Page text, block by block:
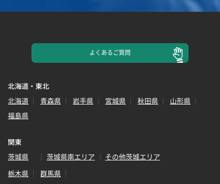
よくあるご質問
北海道・東北
北海道
青森県 岩手県 宮城県 秋田県
山形県
福島県
関東
茨城県
茨城県南エリア
その他茨城エリア
栃木県
群馬県